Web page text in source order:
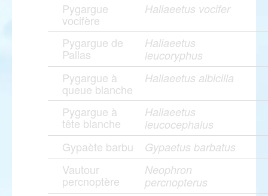
Pygargue
vocifère
Haliaeetus vocifer
Pygargue de
Pallas
Haliaeetus
leucoryphus
Pygargue à
queue blanche
Haliaeetus albicilla
Pygargue à
tête blanche
Haliaeetus
leucocephalus
Gypaète barbu Gypaetus barbatus
Vautour
percnoptère
Neophron
percnopterus